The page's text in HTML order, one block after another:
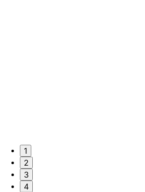
1
2
3
4